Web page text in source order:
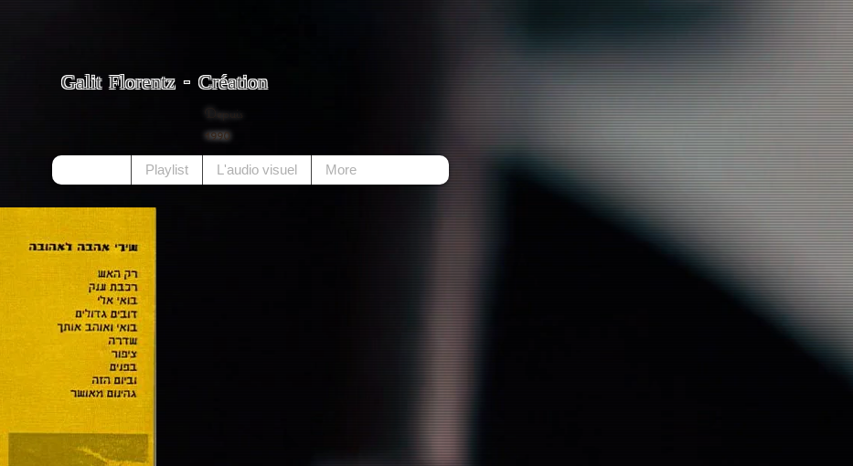
Galit Florentz - Création
Depuis
1990
Playlist L'audio visuel More